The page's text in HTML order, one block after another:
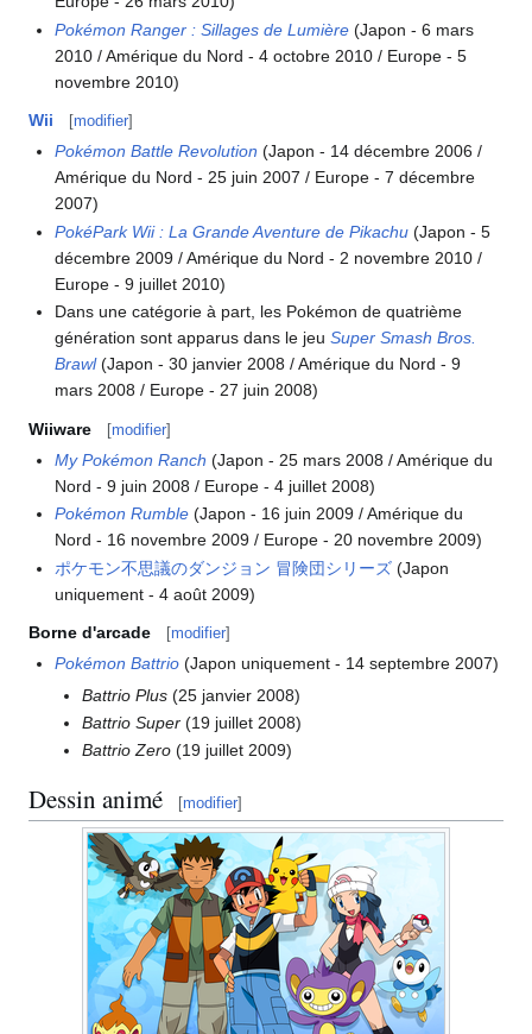
Pokémon Ranger : Sillages de Lumière (Japon - 6 mars
2010 / Amérique du Nord - 4 octobre 2010 / Europe - 5
novembre 2010)
Wii [modifier]
Pokémon Battle Revolution (Japon - 14 décembre 2006 /
Amérique du Nord - 25 juin 2007 / Europe - 7 décembre
2007)
PokéPark Wii : La Grande Aventure de Pikachu (Japon - 5
décembre 2009 / Amérique du Nord - 2 novembre 2010 /
Europe - 9 juillet 2010)
Dans une catégorie à part, les Pokémon de quatrième
génération sont apparus dans le jeuSuper Smash Bros.
Brawl(Japon - 30 janvier 2008 / Amérique du Nord - 9
mars 2008 / Europe - 27 juin 2008)
Wiiware [modifier]
My Pokémon Ranch (Japon - 25 mars 2008 / Amérique du
Nord - 9 juin 2008 / Europe - 4 juillet 2008)
Pokémon Rumble (Japon - 16 juin 2009 / Amérique du
Nord - 16 novembre 2009 / Europe - 20 novembre 2009)
ポケモン不思議のダンジョン 冒険団シリーズ (Japon
uniquement - 4 août 2009)
Borne d'arcade [modifier]
Pokémon Battrio (Japon uniquement - 14 septembre 2007)
Battrio Plus(25 janvier 2008)
Battrio Super(19 juillet 2008)
Battrio Zero(19 juillet 2009)
Dessin animé [modifier]